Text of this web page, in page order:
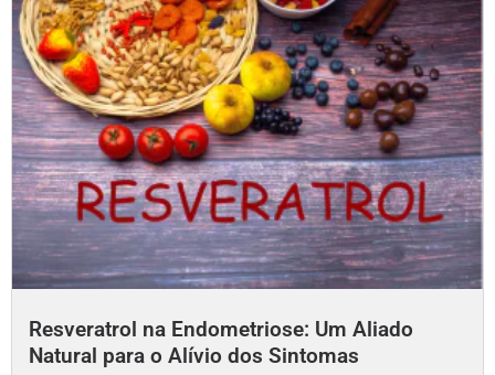
Resveratrol na Endometriose: Um Aliado
Natural para o Alívio dos Sintomas